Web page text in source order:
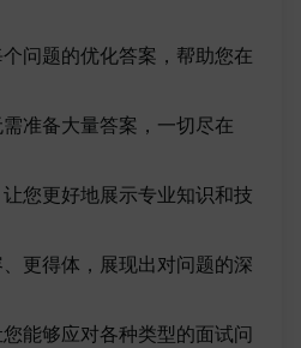
问题的优化答案，帮助您在
准备大量答案，一切尽在
您更好地展示专业知识和技
更得体，展现出对问题的深
能够应对各种类型的面试问